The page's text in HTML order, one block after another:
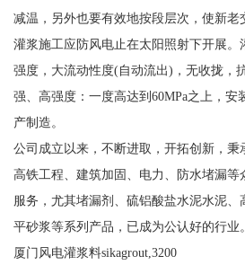
减温，另外也要有效地按段层次，使新老
灌浆施工应防风电止在太阳照射下开展。
强度，大流动性度(自动流出)，无收拢，
强、高强度：一度高达到60MPa之上，安
产制造。
公司成立以来，不断进取，开拓创新，秉
高铁工程、建筑加固、电力、防水堵漏
服务，尤其堵漏剂、硫铝酸盐水泥水泥
平砂浆等系列产品，已成为公认好的行业。
厦门风电灌浆料sikagrout,3200